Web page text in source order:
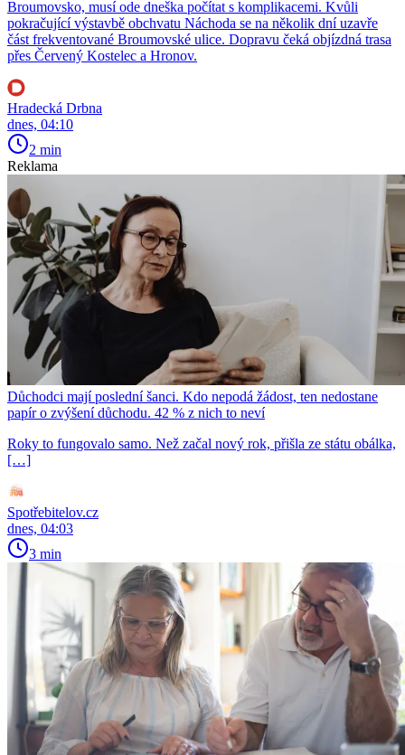
Broumovsko, musí ode dneška počítat s komplikacemi. Kvůli
pokračující výstavbě obchvatu Náchoda se na několik dní uzavře
část frekventované Broumovské ulice. Dopravu čeká objízdná trasa
přes Červený Kostelec a Hronov.
Hradecká Drbna
dnes, 04:10
2 min
Reklama
Důchodci mají poslední šanci. Kdo nepodá žádost, ten nedostane
papír o zvýšení důchodu. 42 % z nich to neví
Roky to fungovalo samo. Než začal nový rok, přišla ze státu obálka,
[…]
Spotřebitelov.cz
dnes, 04:03
3 min